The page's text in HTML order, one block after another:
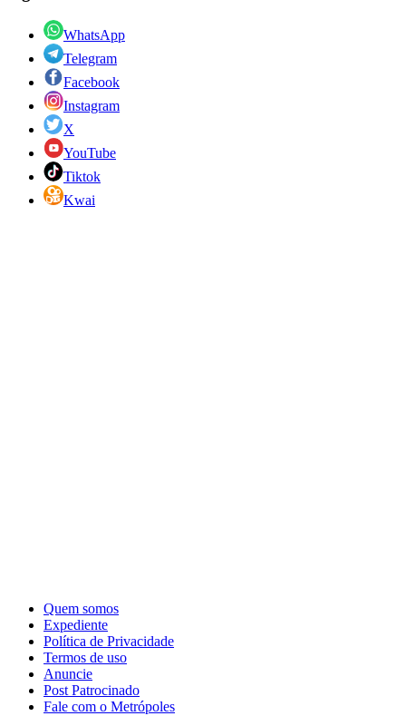
WhatsApp
Telegram
Facebook
Instagram
X
YouTube
Tiktok
Kwai
Quem somos
Expediente
Política de Privacidade
Termos de uso
Anuncie
Post Patrocinado
Fale com o Metrópoles